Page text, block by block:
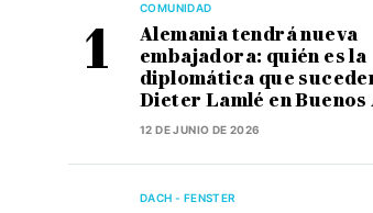
COMUNIDAD
Alemania tendrá nueva
embajadora: quién es la
diplomática que
Dieter Lamlé en Buenos
12 DE JUNIO DE 2026
DACH - FENSTER